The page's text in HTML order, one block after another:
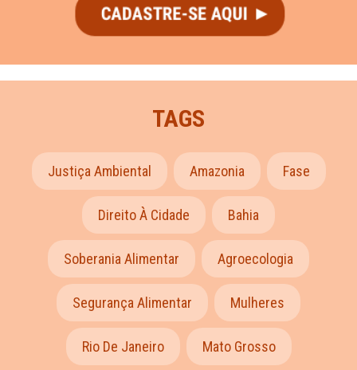
TAGS
Justiça Ambiental Amazonia Fase
Direito À Cidade Bahia
Soberania Alimentar Agroecologia
Segurança Alimentar Mulheres
Rio De Janeiro Mato Grosso